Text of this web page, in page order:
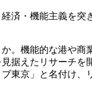
済・機能主義を
。機能的な港や
据えたリサーチ
東京」と名付け